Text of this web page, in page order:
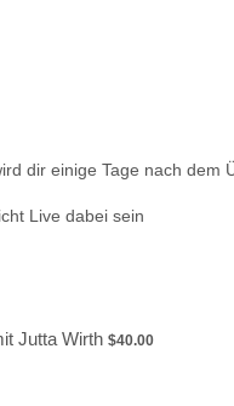
dir einige Tage nach dem
Live dabei sein
Jutta Wirth $40.00
$40.00